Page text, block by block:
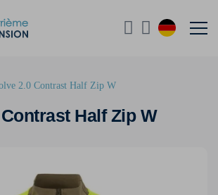
Half Zip W
2.0 Contrast Half Zip W